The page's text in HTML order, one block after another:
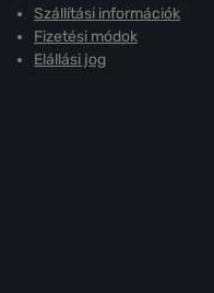
Szállítási információk
Fizetési módok
Elállási jog